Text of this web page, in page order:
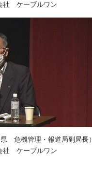
社 ケーブルワン
危機管理・報道局副局長）
社 ケーブルワン